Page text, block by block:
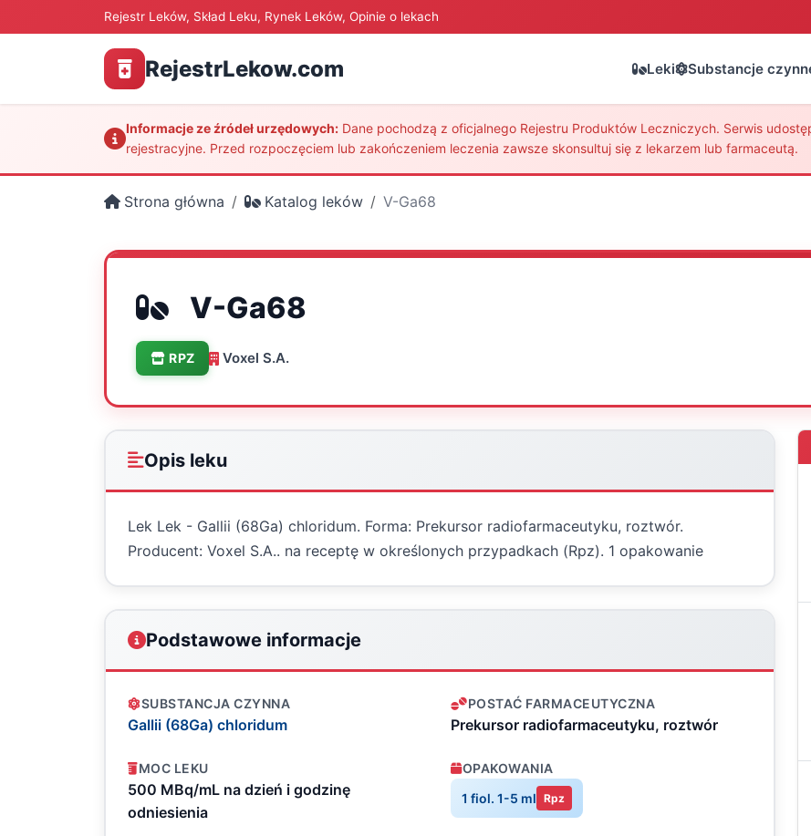
Rejestr Leków, Skład Leku, Rynek Leków, Opinie o lekach
RejestrLekow.com Leki Substancje
Informacje ze źródeł urzędowych: Dane pochodzą z oficjalnego Rejestru Produktów Leczniczych. Serwis
rejestracyjne. Przed rozpoczęciem lub zakończeniem leczenia zawsze skonsultuj się z lekarzem lub farmaceutą.
Strona główna Katalog leków V-Ga68
V-Ga68
RPZ Voxel S.A.
Opis leku
Lek Lek - Gallii (68Ga) chloridum. Forma: Prekursor radiofarmaceutyku, roztwór.
Producent: Voxel S.A.. na receptę w określonych przypadkach (Rpz). 1 opakowanie
Podstawowe informacje
SUBSTANCJA CZYNNA
Gallii (68Ga) chloridum
POSTAĆ FARMACEUTYCZNA
Prekursor radiofarmaceutyku, roztwór
MOC LEKU
500 MBq/mL na dzień i godzinę
odniesienia
OPAKOWANIA
1 fiol. 1-5 ml Rpz